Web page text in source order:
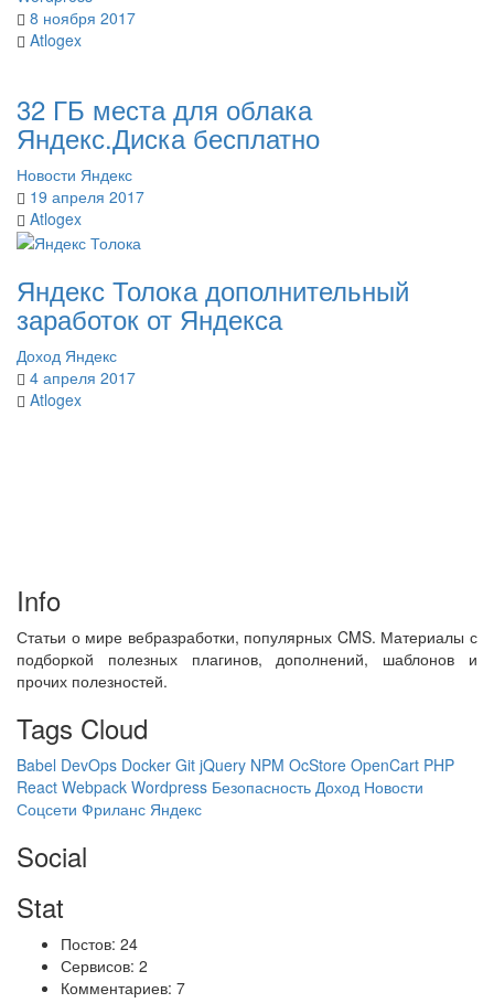
8 ноября 2017
Atlogex
32 ГБ места для облака
Яндекс.Диска бесплатно
Новости Яндекс
19 апреля 2017
Atlogex
Яндекс Толока дополнительный
заработок от Яндекса
Доход Яндекс
4 апреля 2017
Atlogex
Info
Статьи о мире вебразработки, популярных CMS. Материалы с
подборкой полезных плагинов, дополнений, шаблонов и
прочих полезностей.
Tags Cloud
Babel DevOps Docker Git jQuery NPM OcStore OpenCart PHP
React Webpack Wordpress Безопасность Доход Новости
Соцсети Фриланс Яндекс
Social
Stat
Постов: 24
Сервисов: 2
Комментариев: 7